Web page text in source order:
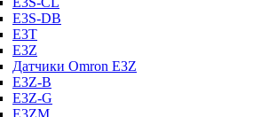
E3S-DB
E3T
E3Z
Датчики Omron E3Z
E3Z-B
E3Z-G
E3ZM